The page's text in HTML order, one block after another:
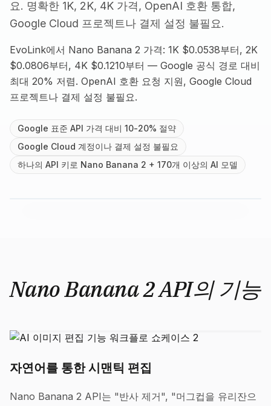
요. 명확한 1K, 2K, 4K 가격, OpenAI 호환 통합,
Google Cloud 프로젝트나 결제 설정 불필요.
EvoLink에서 Nano Banana 2 가격: 1K $0.0538부터, 2K
$0.0806부터, 4K $0.1210부터 — Google 공식 경로 대비
최대 20% 저렴. OpenAI 호환 요청 지원, Google Cloud
프로젝트나 결제 설정 불필요.
Google 표준 API 가격 대비 10-20% 절약
Google Cloud 계정이나 결제 설정 불필요
하나의 API 키로 Nano Banana 2 + 170개 이상의 AI 모델
Nano Banana 2 API의 기능
자연어를 통한 시맨틱 편집
Nano Banana 2 API는 "반사 제거", "머그컵을 유리잔으